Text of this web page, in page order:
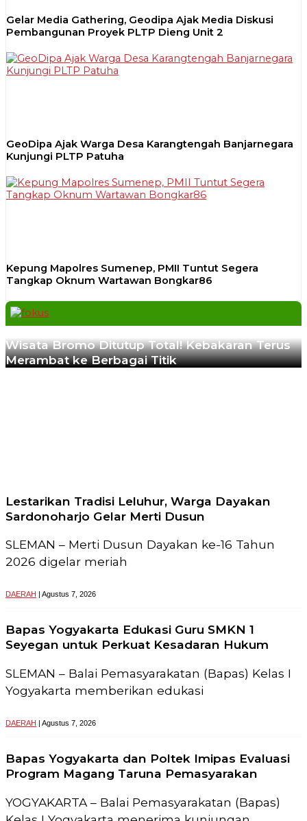
Gelar Media Gathering, Geodipa Ajak Media Diskusi
Pembangunan Proyek PLTP Dieng Unit 2
GeoDipa Ajak Warga Desa Karangtengah Banjarnegara
Kunjungi PLTP Patuha
Kepung Mapolres Sumenep, PMII Tuntut Segera
Tangkap Oknum Wartawan Bongkar86
Previous
Next
Wisata Bromo Ditutup Total! Kebakaran Terus
Merambat ke Berbagai Titik
Lestarikan Tradisi Leluhur, Warga Dayakan
Sardonoharjo Gelar Merti Dusun
SLEMAN – Merti Dusun Dayakan ke-16 Tahun
2026 digelar meriah
DAERAH | Agustus 7, 2026
Bapas Yogyakarta Edukasi Guru SMKN 1
Seyegan untuk Perkuat Kesadaran Hukum
SLEMAN – Balai Pemasyarakatan (Bapas) Kelas I
Yogyakarta memberikan edukasi
DAERAH | Agustus 7, 2026
Bapas Yogyakarta dan Poltek Imipas Evaluasi
Program Magang Taruna Pemasyarakan
YOGYAKARTA – Balai Pemasyarakatan (Bapas)